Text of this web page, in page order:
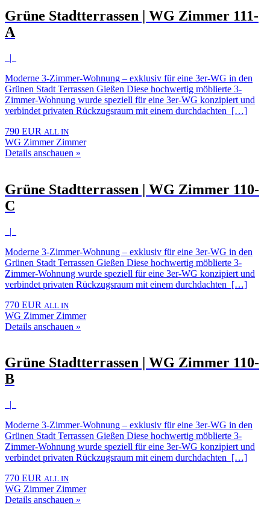
Grüne Stadtterrassen | WG Zimmer 111-
A
|
Moderne 3-Zimmer-Wohnung – exklusiv für eine 3er-WG in den
Grünen Stadt Terrassen Gießen Diese hochwertig möblierte 3-
Zimmer-Wohnung wurde speziell für eine 3er-WG konzipiert und
verbindet privaten Rückzugsraum mit einem durchdachten […]
790 EUR ALL IN
WG Zimmer Zimmer
Details anschauen »
Grüne Stadtterrassen | WG Zimmer 110-
C
|
Moderne 3-Zimmer-Wohnung – exklusiv für eine 3er-WG in den
Grünen Stadt Terrassen Gießen Diese hochwertig möblierte 3-
Zimmer-Wohnung wurde speziell für eine 3er-WG konzipiert und
verbindet privaten Rückzugsraum mit einem durchdachten […]
770 EUR ALL IN
WG Zimmer Zimmer
Details anschauen »
Grüne Stadtterrassen | WG Zimmer 110-
B
|
Moderne 3-Zimmer-Wohnung – exklusiv für eine 3er-WG in den
Grünen Stadt Terrassen Gießen Diese hochwertig möblierte 3-
Zimmer-Wohnung wurde speziell für eine 3er-WG konzipiert und
verbindet privaten Rückzugsraum mit einem durchdachten […]
770 EUR ALL IN
WG Zimmer Zimmer
Details anschauen »